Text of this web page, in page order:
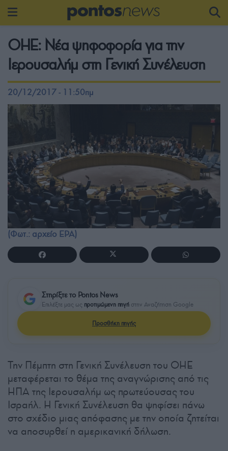
ΟΗΕ: Νέα ψηφοφορία για την
Ιερουσαλήμ στη Γενική Συνέλευση
20/12/2017 - 11:50πμ
(Φωτ.: αρχείο EPA)
Στηρίξτε το Pontos News
Επιλέξτε μας ως προτιμώμενη πηγή στην Αναζήτηση Google
Προσθήκη πηγής
Την Πέμπτη στη Γενική Συνέλευση του ΟΗΕ
μεταφέρεται το θέμα της αναγνώρισης από τις
ΗΠΑ της Ιερουσαλήμ ως πρωτεύουσας του
Ισραήλ. Η Γενική Συνέλευση θα ψηφίσει πάνω
στο σχέδιο μιας απόφασης με την οποία ζητείται
να αποσυρθεί η αμερικανική δήλωση.